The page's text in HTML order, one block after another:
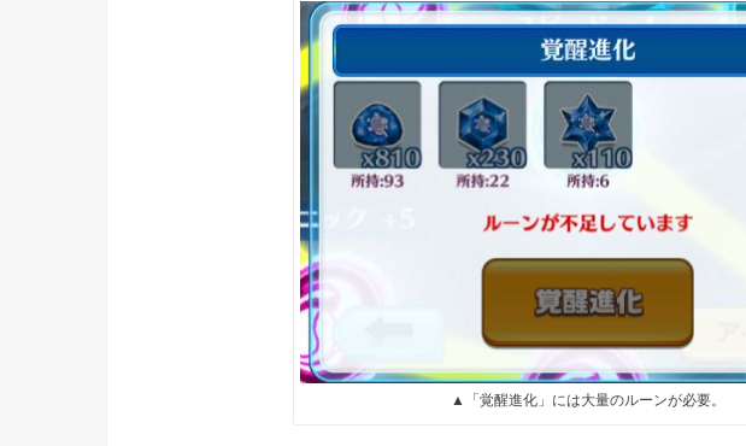
▲「覚醒進化」には大量のルーンが必要。